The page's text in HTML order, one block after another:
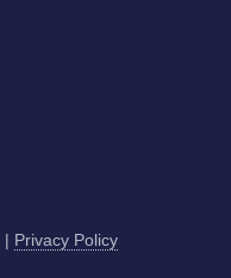
| Privacy Policy